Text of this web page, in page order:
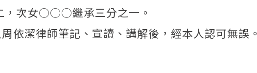
次女○○○繼承三分之一。
依潔律師筆記、宣讀、講解後，經本人認可無誤。